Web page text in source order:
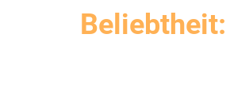
Beliebtheit: